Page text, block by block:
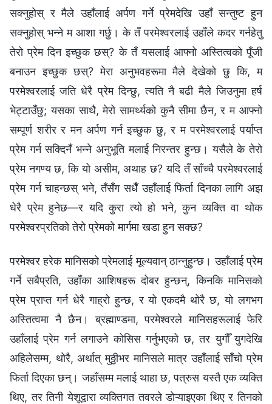
सक्‍नुहोस् र मैले उहाँलाई अर्पण गर्ने प्रेमदेखि उहाँ सन्तुष्ट हुन
सक्नुहोस् भन्ने म आशा गर्छु। के तँ परमेश्‍वरलाई उहाँले कदर गर्नहेतु
तेरो प्रेम दिन इच्छुक छस्? के तँ यसलाई आफ्नो अस्तित्वको पूँजी
बनाउन इच्छुक छस्? मेरा अनुभवहरूमा मैले देखेको छु कि, म
परमेश्‍वरलाई जति धेरै प्रेम दिन्छु, त्यति नै बढी मैले जिउनुमा हर्ष
भेट्टाउँछु; यसका साथै, मेरो सामर्थ्यको कुनै सीमा छैन, र म आफ्नो
सम्पूर्ण शरीर र मन अर्पण गर्न इच्छुक छु, र म परमेश्‍वरलाई पर्याप्त
प्रेम गर्न सक्दिनँ भन्ने अनुभूति मलाई निरन्तर हुन्छ। यसैले के तेरो
प्रेम नगण्य छ, कि यो असीम, अथाह छ? यदि तँ साँच्चै परमेश्‍वरलाई
प्रेम गर्न चाहन्छस् भने, तँसँग सधैँ उहाँलाई फिर्ता दिनका लागि अझ
धेरै प्रेम हुनेछ—र यदि कुरा त्यो हो भने, कुन व्यक्ति वा थोक
परमेश्‍वरप्रतिको तेरो प्रेमको मार्गमा खडा हुन सक्छ?
परमेश्‍वर हरेक मानिसको प्रेमलाई मूल्यवान् ठान्नुहुन्छ। उहाँलाई प्रेम
गर्ने सबैप्रति, उहाँका आशिषहरू दोबर हुन्छन्, किनकि मानिसको
प्रेम प्राप्त गर्न धेरै गाह्रो हुन्छ, र यो एकदमै थोरै छ, यो लगभग
अस्तित्वमा नै छैन। ब्रह्माण्डमा, परमेश्‍वरले मानिसहरूलाई फेरि
उहाँलाई प्रेम गर्न लगाउने कोसिस गर्नुभएको छ, तर युगौँ युगदेखि
अहिलेसम्म, थोरै, अर्थात् मुठ्ठीभर मानिसले मात्र उहाँलाई साँचो प्रेम
फिर्ता दिएका छन्। जहाँसम्म मलाई थाहा छ, पत्रुस यस्तै एक व्यक्ति
थिए, तर तिनी येशूद्वारा व्यक्तिगत तवरले डोऱ्याइएका थिए र तिनको